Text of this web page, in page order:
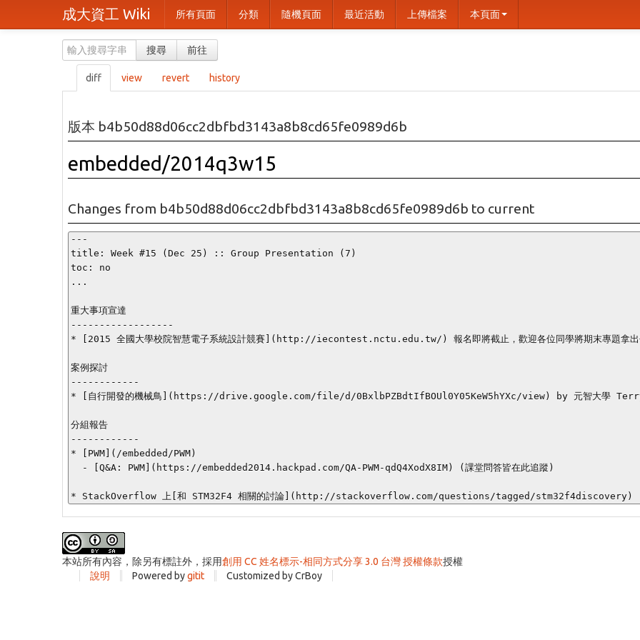
成大資工 Wiki 所有頁面 分類 隨機頁面 最近活動 上傳檔案 本頁面
搜尋 前往
diff view revert history
版本 b4b50d88d06cc2dbfbd3143a8b8cd65fe0989d6b
embedded/2014q3w15
Changes from b4b50d88d06cc2dbfbd3143a8b8cd65fe0989d6b to current
---
title: Week #15 (Dec 25) :: Group Presentation (7)
toc: no
...
重大事項宣達
------------------
* [2015 全國大學校院智慧電子系統設計競賽](http://iecontest.nctu.edu.tw/) 報名即將截止，歡迎各位同學將期末專題拿出
案例探討
------------
* [自行開發的機械鳥](https://drive.google.com/file/d/0BxlbPZBdtIfBOUl0Y05KeW5hYXc/view) by 元智大學
分組報告
------------
* [PWM](/embedded/PWM)
本站所有內容，除另有標註外，採用創用 CC 姓名標示-相同方式分享 3.0 台灣 授權條款授權
說明
Powered bygitit Customized by CrBoy